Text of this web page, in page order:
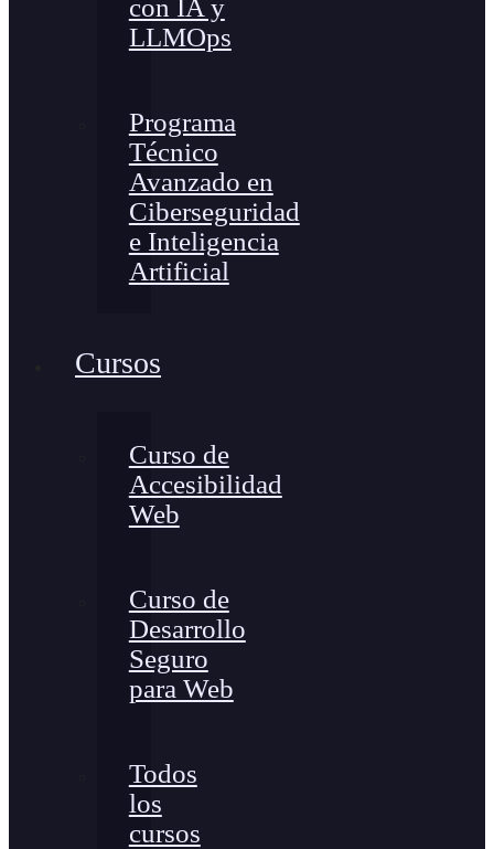
con IA y
LLMOps
Programa
Técnico
Avanzado en
Ciberseguridad
e Inteligencia
Artificial
Cursos
Curso de
Accesibilidad
Web
Curso de
Desarrollo
Seguro
para Web
Todos
los
cursos